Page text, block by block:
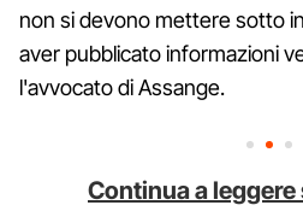
non si devono mettere sotto
aver pubblicato informazioni
l'avvocato di Assange.
Continua a